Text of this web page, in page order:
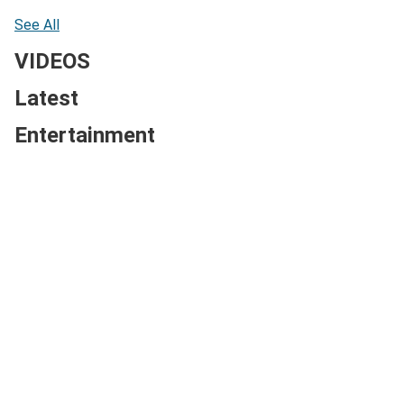
See All
VIDEOS
Latest
Entertainment